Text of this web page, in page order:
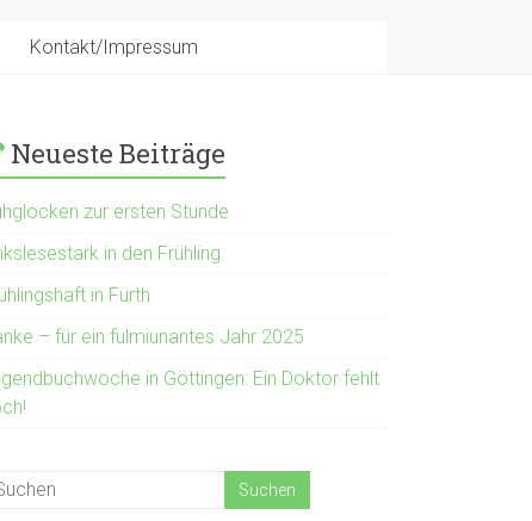
Kontakt/Impressum
Neueste Beiträge
zur ersten Stunde
in den Frühling
in Fürth
– für ein fulmiunantes Jahr 2025
in Göttingen: Ein Doktor fehlt